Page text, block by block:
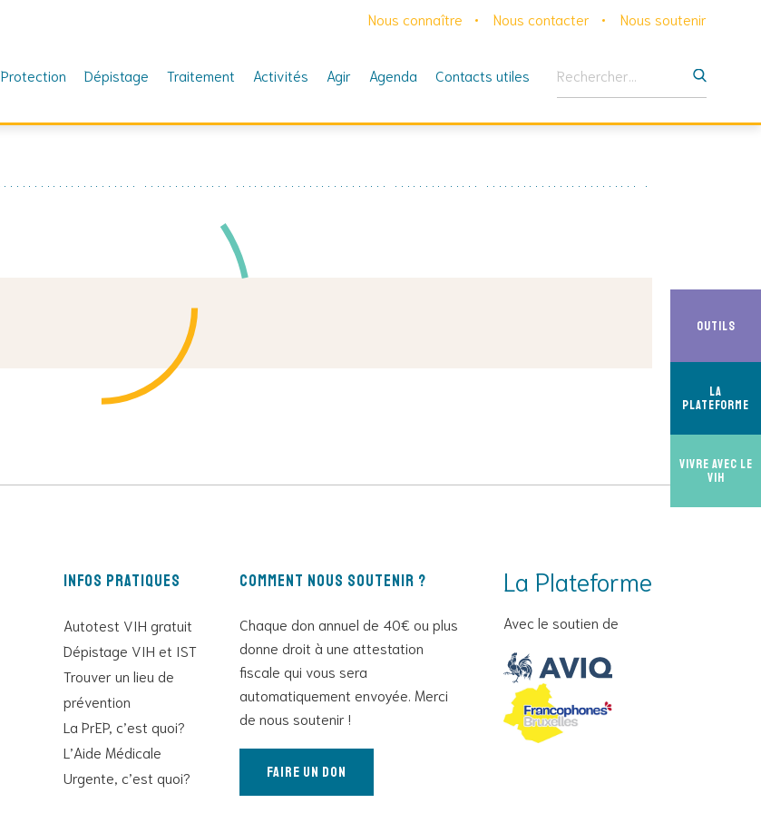
Nous connaître Nous contacter Nous soutenir
Protection Dépistage Traitement Activités Agir Agenda Contacts utiles
Outils
La
Plateforme
Vivre avec le
VIH
Infos pratiques
Autotest VIH gratuit
Dépistage VIH et IST
Trouver un lieu de
prévention
La PrEP, c’est quoi?
L’Aide Médicale
Urgente, c’est quoi?
Comment nous soutenir ?
Chaque don annuel de 40€ ou plus
donne droit à une attestation
fiscale qui vous sera
automatiquement envoyée. Merci
de nous soutenir !
Faire un don
La Plateforme
Avec le soutien de